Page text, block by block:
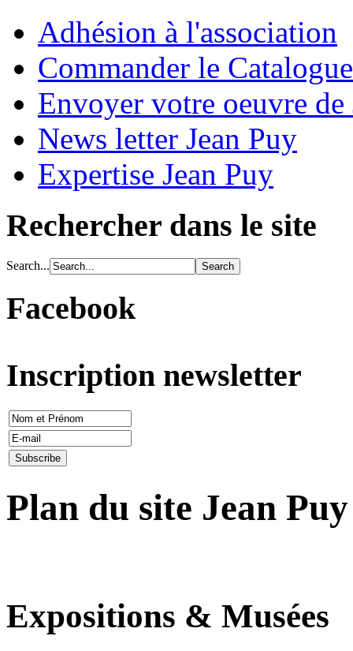
Adhésion à l'association
Commander le
Envoyer votre oeuvre de
News letter Jean Puy
Expertise Jean Puy
Rechercher dans le site
Search...
Facebook
Inscription newsletter
Plan du site Jean Puy
Expositions & Musées